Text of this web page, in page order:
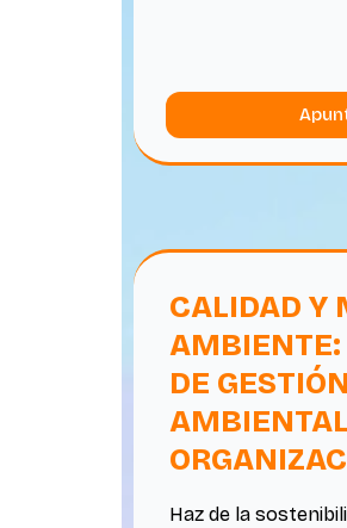
CALIDAD Y
DE GESTIÓN
Haz de la